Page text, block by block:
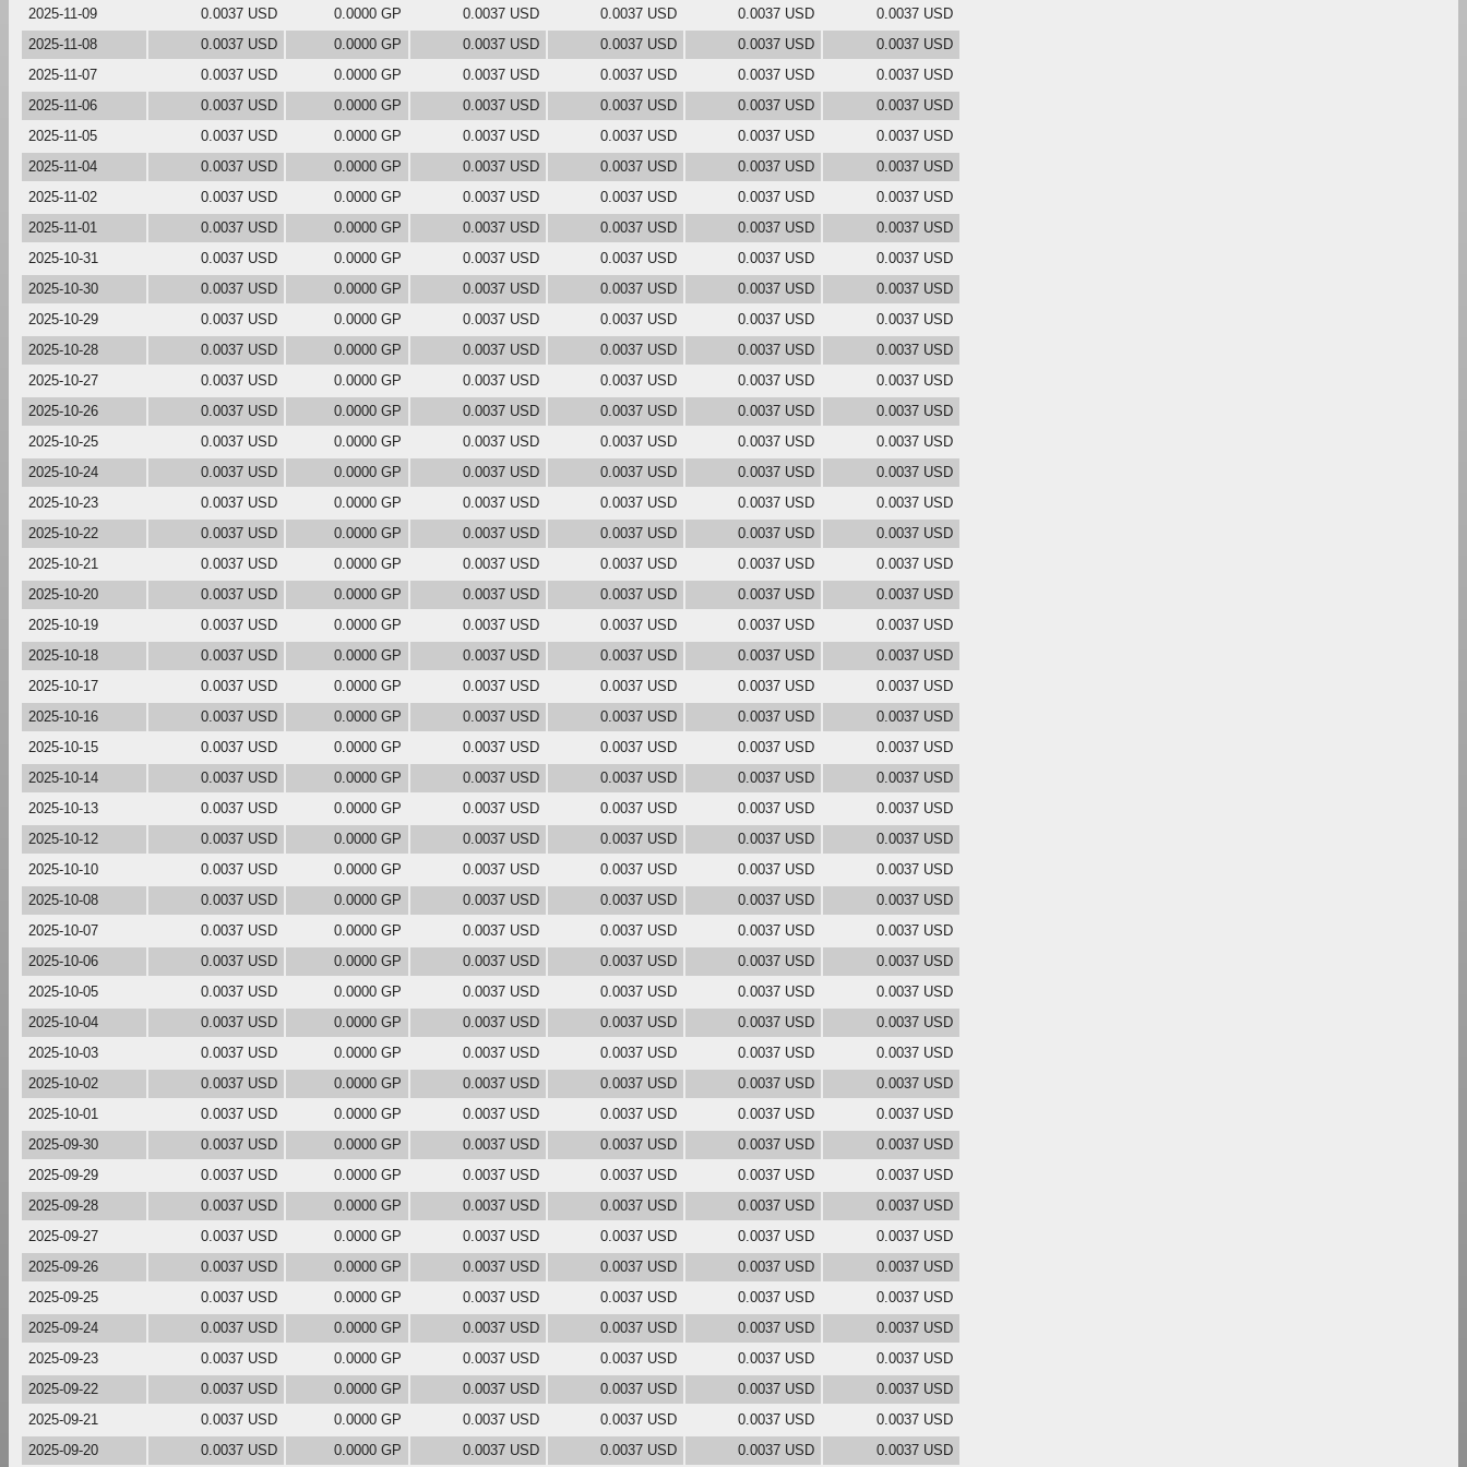
2025-11-09
0.0037 USD 0.0000 GP 0.0037 USD 0.0037 USD 0.0037 USD
0.0037 USD
2025-11-08
0.0037 USD 0.0000 GP 0.0037 USD 0.0037 USD 0.0037 USD
0.0037 USD
2025-11-07
0.0037 USD 0.0000 GP 0.0037 USD 0.0037 USD 0.0037 USD
0.0037 USD
2025-11-06
0.0037 USD 0.0000 GP 0.0037 USD 0.0037 USD 0.0037 USD
0.0037 USD
2025-11-05
0.0037 USD 0.0000 GP 0.0037 USD 0.0037 USD 0.0037 USD
0.0037 USD
2025-11-04
0.0037 USD 0.0000 GP 0.0037 USD 0.0037 USD 0.0037 USD
0.0037 USD
2025-11-02
0.0037 USD 0.0000 GP 0.0037 USD 0.0037 USD 0.0037 USD
0.0037 USD
2025-11-01
0.0037 USD 0.0000 GP 0.0037 USD 0.0037 USD 0.0037 USD
0.0037 USD
2025-10-31
0.0037 USD 0.0000 GP 0.0037 USD 0.0037 USD 0.0037 USD
0.0037 USD
2025-10-30
0.0037 USD 0.0000 GP 0.0037 USD 0.0037 USD 0.0037 USD
0.0037 USD
2025-10-29
0.0037 USD 0.0000 GP 0.0037 USD 0.0037 USD 0.0037 USD
0.0037 USD
2025-10-28
0.0037 USD 0.0000 GP 0.0037 USD 0.0037 USD 0.0037 USD
0.0037 USD
2025-10-27
0.0037 USD 0.0000 GP 0.0037 USD 0.0037 USD 0.0037 USD
0.0037 USD
2025-10-26
0.0037 USD 0.0000 GP 0.0037 USD 0.0037 USD 0.0037 USD
0.0037 USD
2025-10-25
0.0037 USD 0.0000 GP 0.0037 USD 0.0037 USD 0.0037 USD
0.0037 USD
2025-10-24
0.0037 USD 0.0000 GP 0.0037 USD 0.0037 USD 0.0037 USD
0.0037 USD
2025-10-23
0.0037 USD 0.0000 GP 0.0037 USD 0.0037 USD 0.0037 USD
0.0037 USD
2025-10-22
0.0037 USD 0.0000 GP 0.0037 USD 0.0037 USD 0.0037 USD
0.0037 USD
2025-10-21
0.0037 USD 0.0000 GP 0.0037 USD 0.0037 USD 0.0037 USD
0.0037 USD
2025-10-20
0.0037 USD 0.0000 GP 0.0037 USD 0.0037 USD 0.0037 USD
0.0037 USD
2025-10-19
0.0037 USD 0.0000 GP 0.0037 USD 0.0037 USD 0.0037 USD
0.0037 USD
2025-10-18
0.0037 USD 0.0000 GP 0.0037 USD 0.0037 USD 0.0037 USD
0.0037 USD
2025-10-17
0.0037 USD 0.0000 GP 0.0037 USD 0.0037 USD 0.0037 USD
0.0037 USD
2025-10-16
0.0037 USD 0.0000 GP 0.0037 USD 0.0037 USD 0.0037 USD
0.0037 USD
2025-10-15
0.0037 USD 0.0000 GP 0.0037 USD 0.0037 USD 0.0037 USD
0.0037 USD
2025-10-14
0.0037 USD 0.0000 GP 0.0037 USD 0.0037 USD 0.0037 USD
0.0037 USD
2025-10-13
0.0037 USD 0.0000 GP 0.0037 USD 0.0037 USD 0.0037 USD
0.0037 USD
2025-10-12
0.0037 USD 0.0000 GP 0.0037 USD 0.0037 USD 0.0037 USD
0.0037 USD
2025-10-10
0.0037 USD 0.0000 GP 0.0037 USD 0.0037 USD 0.0037 USD
0.0037 USD
2025-10-08
0.0037 USD 0.0000 GP 0.0037 USD 0.0037 USD 0.0037 USD
0.0037 USD
2025-10-07
0.0037 USD 0.0000 GP 0.0037 USD 0.0037 USD 0.0037 USD
0.0037 USD
2025-10-06
0.0037 USD 0.0000 GP 0.0037 USD 0.0037 USD 0.0037 USD
0.0037 USD
2025-10-05
0.0037 USD 0.0000 GP 0.0037 USD 0.0037 USD 0.0037 USD
0.0037 USD
2025-10-04
0.0037 USD 0.0000 GP 0.0037 USD 0.0037 USD 0.0037 USD
0.0037 USD
2025-10-03
0.0037 USD 0.0000 GP 0.0037 USD 0.0037 USD 0.0037 USD
0.0037 USD
2025-10-02
0.0037 USD 0.0000 GP 0.0037 USD 0.0037 USD 0.0037 USD
0.0037 USD
2025-10-01
0.0037 USD 0.0000 GP 0.0037 USD 0.0037 USD 0.0037 USD
0.0037 USD
2025-09-30
0.0037 USD 0.0000 GP 0.0037 USD 0.0037 USD 0.0037 USD
0.0037 USD
2025-09-29
0.0037 USD 0.0000 GP 0.0037 USD 0.0037 USD 0.0037 USD
0.0037 USD
2025-09-28
0.0037 USD 0.0000 GP 0.0037 USD 0.0037 USD 0.0037 USD
0.0037 USD
2025-09-27
0.0037 USD 0.0000 GP 0.0037 USD 0.0037 USD 0.0037 USD
0.0037 USD
2025-09-26
0.0037 USD 0.0000 GP 0.0037 USD 0.0037 USD 0.0037 USD
0.0037 USD
2025-09-25
0.0037 USD 0.0000 GP 0.0037 USD 0.0037 USD 0.0037 USD
0.0037 USD
2025-09-24
0.0037 USD 0.0000 GP 0.0037 USD 0.0037 USD 0.0037 USD
0.0037 USD
2025-09-23
0.0037 USD 0.0000 GP 0.0037 USD 0.0037 USD 0.0037 USD
0.0037 USD
2025-09-22
0.0037 USD 0.0000 GP 0.0037 USD 0.0037 USD 0.0037 USD
0.0037 USD
2025-09-21
0.0037 USD 0.0000 GP 0.0037 USD 0.0037 USD 0.0037 USD
0.0037 USD
2025-09-20
0.0037 USD 0.0000 GP 0.0037 USD 0.0037 USD 0.0037 USD 0.0037 USD